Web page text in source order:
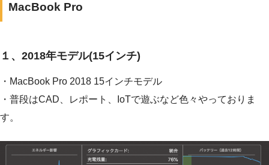
MacBook Pro
１、2018年モデル(15インチ)
・MacBook Pro 2018 15インチモデル
・普段はCAD、レポート、IoTで遊ぶなど色々やっておりま
す。